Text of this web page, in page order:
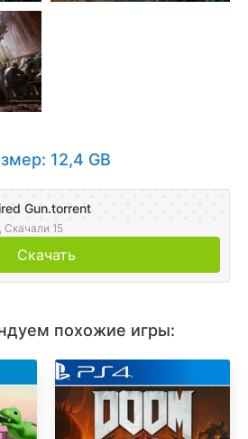
12,4 GB
Gun.torrent
Скачали 15
Скачать
похожие игры: